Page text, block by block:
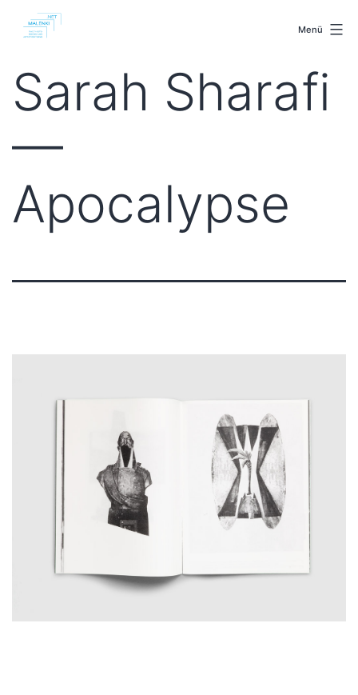
Inhalt
Menü
Sarah Sharafi
—
Apocalypse